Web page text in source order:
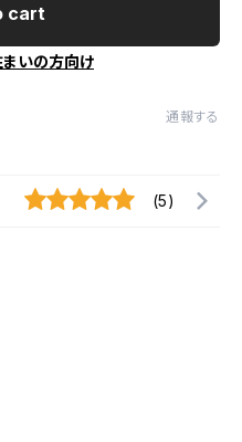
cart
いの方向け
通報する
(5)